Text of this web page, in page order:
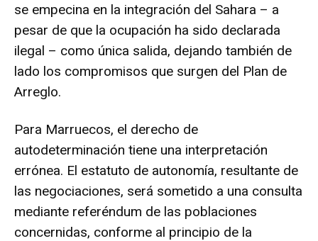
se empecina en la integración del Sahara – a
pesar de que la ocupación ha sido declarada
ilegal – como única salida, dejando también de
lado los compromisos que surgen del Plan de
Arreglo.
Para Marruecos, el derecho de
autodeterminación tiene una interpretación
errónea. El estatuto de autonomía, resultante de
las negociaciones, será sometido a una consulta
mediante referéndum de las poblaciones
concernidas, conforme al principio de la